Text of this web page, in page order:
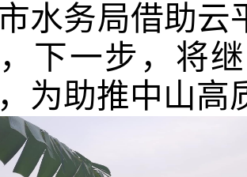
水务局借助云
下一步，将
为助推中山高